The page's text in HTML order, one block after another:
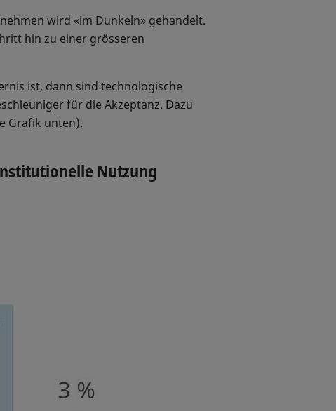
wird «im Dunkeln» gehandelt.
hin zu einer grösseren
ist, dann sind technologische
für die Akzeptanz. Dazu
Grafik unten).
Nutzung